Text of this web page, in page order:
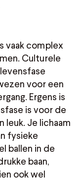
vaak complex
Culturele
voor een
Ergens is
is voor de
leuk. Je lichaam
fysieke
ballen in de
baan,
ook wel